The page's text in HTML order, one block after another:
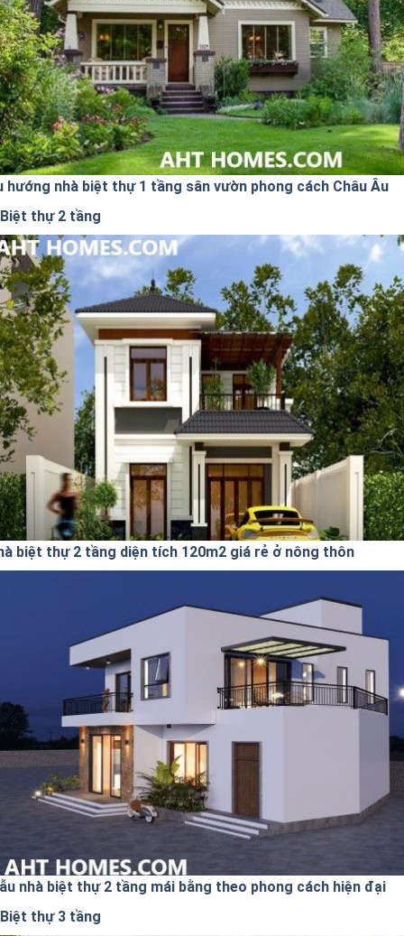
hướng nhà biệt thự 1 tầng sân vườn phong cách Châu Âu
Biệt thự 2 tầng
biệt thự 2 tầng diện tích 120m2 giá rẻ ở nông thôn
nhà biệt thự 2 tầng mái bằng theo phong cách hiện đại
Biệt thự 3 tầng